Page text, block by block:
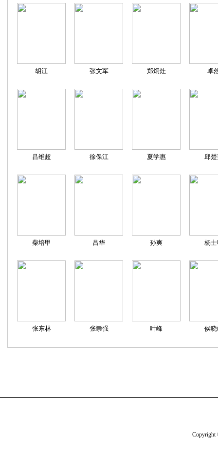
胡江 张文军 郑炯灶 卓
吕维超 徐保江 夏学惠 邱楚
柴培甲 吕华 孙爽 杨士
张东林 张崇强 叶峰 侯晓
Copyright